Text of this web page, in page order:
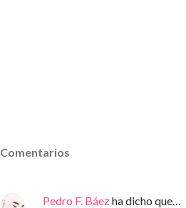
Comentarios
Pedro F. Báezha dicho que…